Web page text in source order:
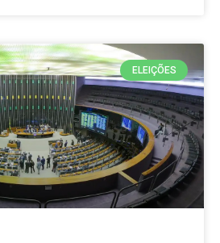
ELEIÇÕES